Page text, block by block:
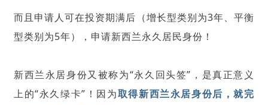
而且申请人可在投资期满后（增长型类别为3年、平衡
型类别为5年），申请新西兰永久居民身份！
新西兰永居身份又被称为“永久回头签”，是真正意义
上的“永久绿卡”！因为取得新西兰永居身份后，就完